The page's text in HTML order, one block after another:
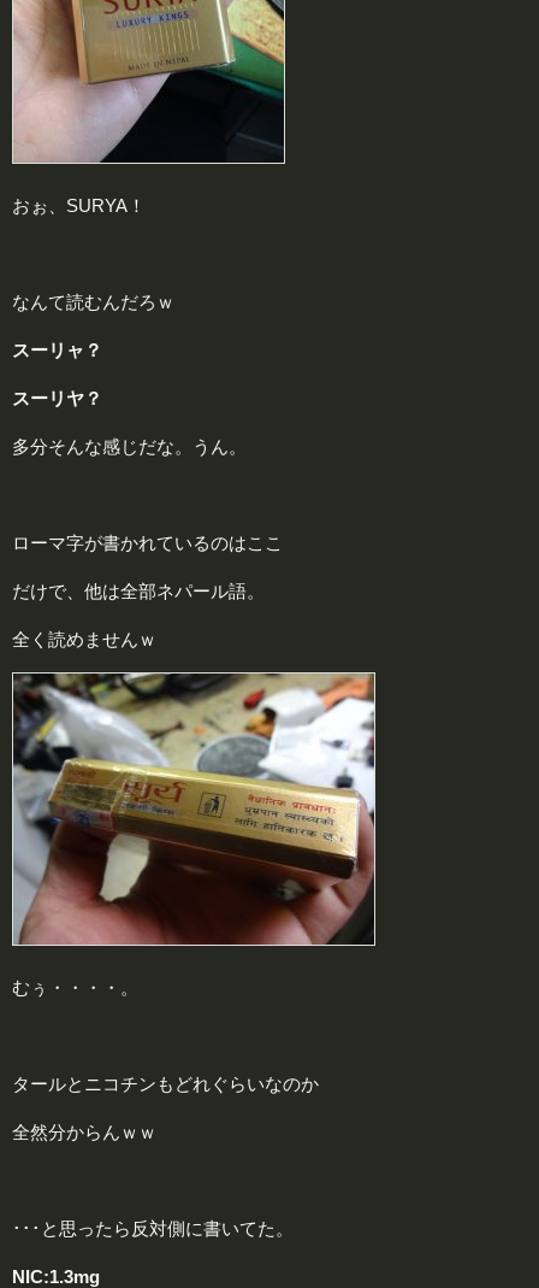
おぉ、SURYA！
なんて読むんだろｗ
スーリャ？
スーリヤ？
多分そんな感じだな。うん。
ローマ字が書かれているのはここ
だけで、他は全部ネパール語。
全く読めませんｗ
むぅ・・・・。
タールとニコチンもどれぐらいなのか
全然分からんｗｗ
･･･と思ったら反対側に書いてた。
NIC:1.3mg